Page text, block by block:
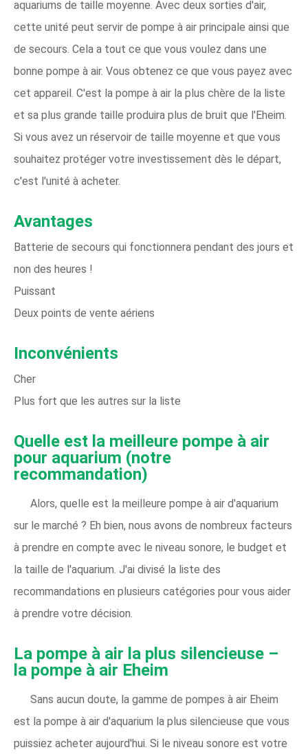
aquariums de taille moyenne. Avec deux sorties d'air,
cette unité peut servir de pompe à air principale ainsi que
de secours. Cela a tout ce que vous voulez dans une
bonne pompe à air. Vous obtenez ce que vous payez avec
cet appareil. C'est la pompe à air la plus chère de la liste
et sa plus grande taille produira plus de bruit que l'Eheim.
Si vous avez un réservoir de taille moyenne et que vous
souhaitez protéger votre investissement dès le départ,
c'est l'unité à acheter.
Avantages
Batterie de secours qui fonctionnera pendant des jours et
non des heures !
Puissant
Deux points de vente aériens
Inconvénients
Cher
Plus fort que les autres sur la liste
Quelle est la meilleure pompe à air
pour aquarium (notre
recommandation)
Alors, quelle est la meilleure pompe à air d'aquarium
sur le marché ? Eh bien, nous avons de nombreux facteurs
à prendre en compte avec le niveau sonore, le budget et
la taille de l'aquarium. J'ai divisé la liste des
recommandations en plusieurs catégories pour vous aider
à prendre votre décision.
La pompe à air la plus silencieuse –
la pompe à air Eheim
Sans aucun doute, la gamme de pompes à air Eheim
est la pompe à air d'aquarium la plus silencieuse que vous
puissiez acheter aujourd'hui. Si le niveau sonore est votre